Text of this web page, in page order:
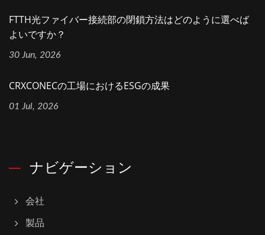
FTTH光ファイバー接続部の閉鎖方法はどのように選べば
よいですか？
30 Jun, 2026
CRXCONECの工場におけるESGの成果
01 Jul, 2026
ナビゲーション
会社
製品